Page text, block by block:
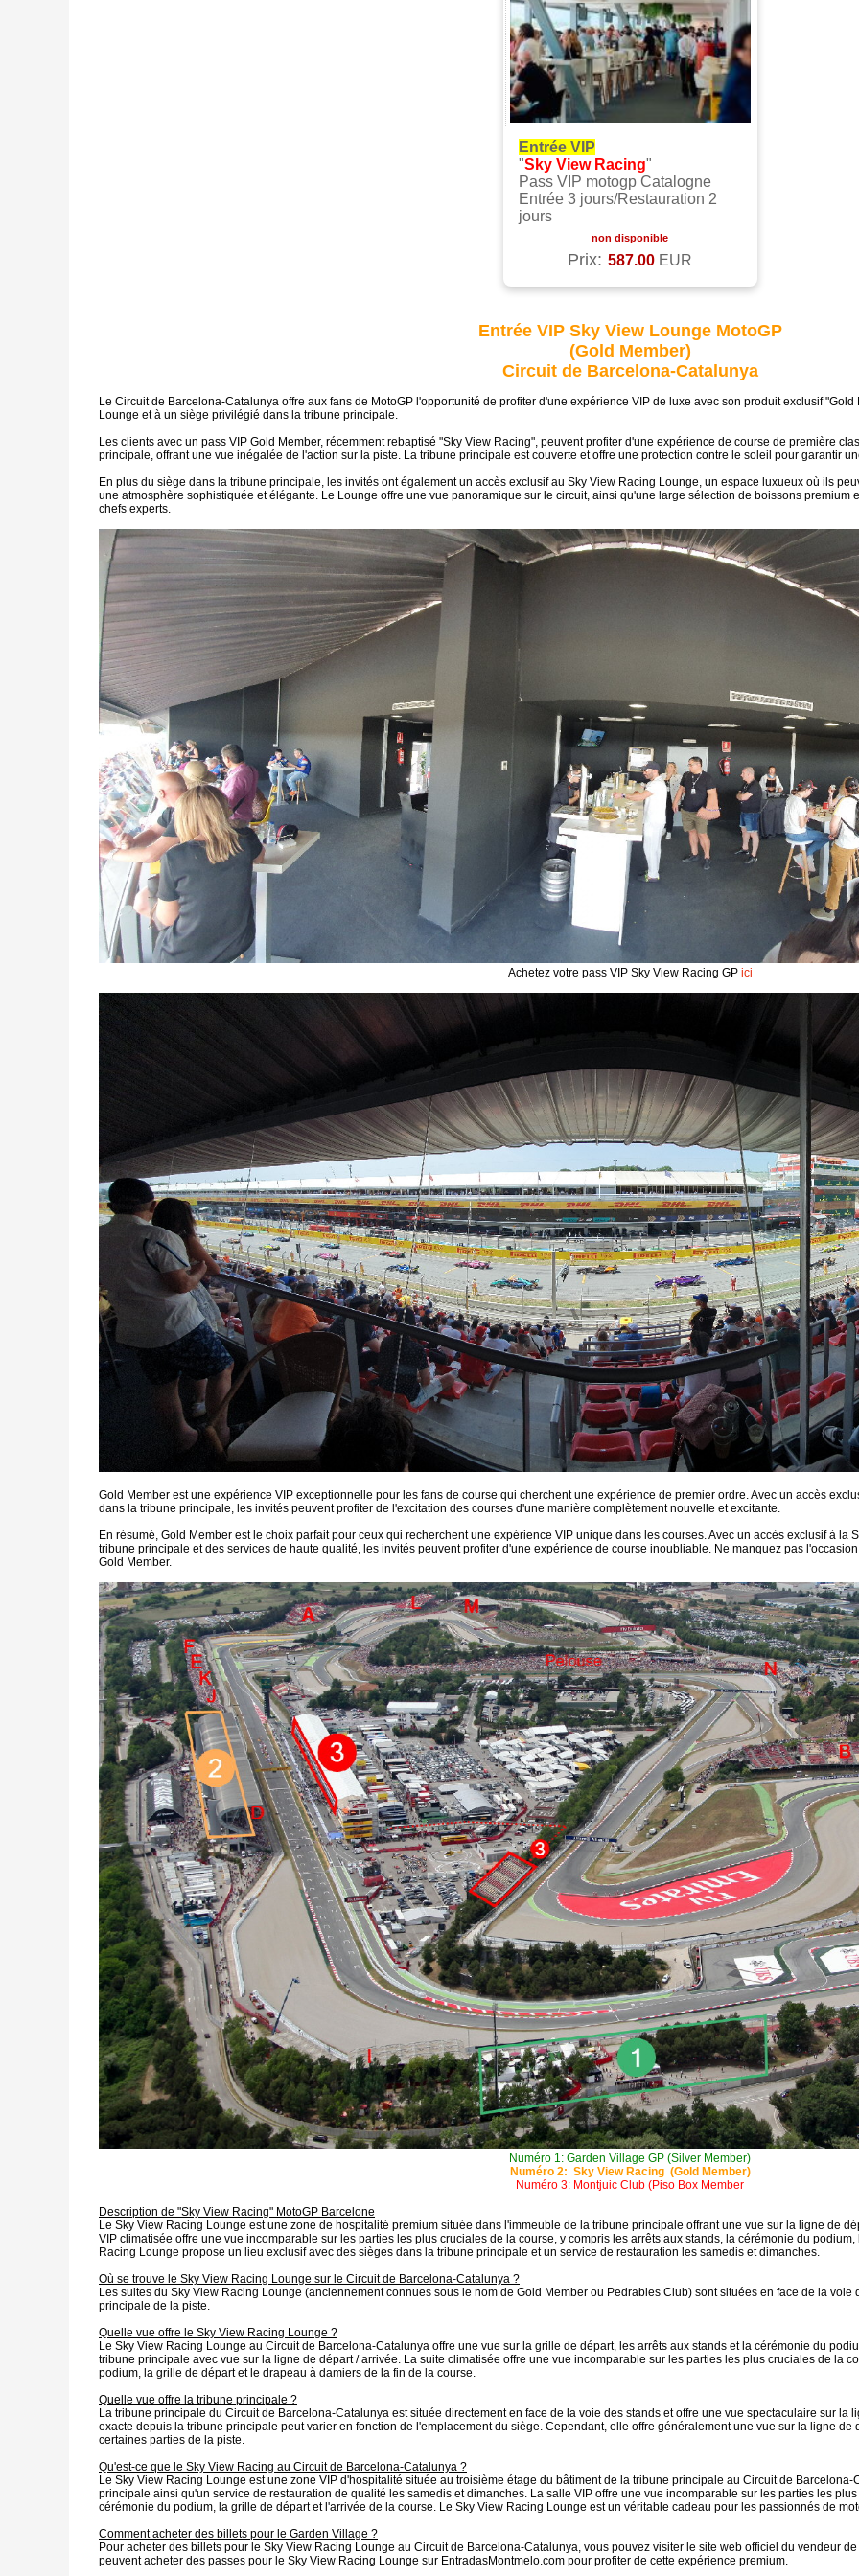
Entrée VIP
"Sky View Racing"
Pass VIP motogp Catalogne
Entrée 3 jours/Restauration 2
jours
non disponible
Prix: 587.00 EUR
Entrée VIP Sky View Lounge MotoGP
(Gold Member)
Circuit de Barcelona-Catalunya
Le Circuit de Barcelona-Catalunya offre aux fans de MotoGP l'opportunité de profiter d'une expérience VIP de luxe avec son produit exclusif
Lounge et à un siège privilégié dans la tribune principale.
Les clients avec un pass VIP Gold Member, récemment rebaptisé "Sky View Racing", peuvent profiter d'une expérience de course de première
principale, offrant une vue inégalée de l'action sur la piste. La tribune principale est couverte et offre une protection contre le soleil pour garantir
En plus du siège dans la tribune principale, les invités ont également un accès exclusif au Sky View Racing Lounge, un espace luxueux où ils
une atmosphère sophistiquée et élégante. Le Lounge offre une vue panoramique sur le circuit, ainsi qu'une large sélection de boissons
chefs experts.
Achetez votre pass VIP Sky View Racing GP ici
Gold Member est une expérience VIP exceptionnelle pour les fans de course qui cherchent une expérience de premier ordre. Avec un accès
dans la tribune principale, les invités peuvent profiter de l'excitation des courses d'une manière complètement nouvelle et excitante.
En résumé, Gold Member est le choix parfait pour ceux qui recherchent une expérience VIP unique dans les courses. Avec un accès exclusif à
tribune principale et des services de haute qualité, les invités peuvent profiter d'une expérience de course inoubliable. Ne manquez pas
Gold Member.
Numéro 1: Garden Village GP (Silver Member)
Numéro 2: Sky View Racing (Gold Member)
Numéro 3: Montjuic Club (Piso Box Member
Description de "Sky View Racing" MotoGP Barcelone
Le Sky View Racing Lounge est une zone de hospitalité premium située dans l'immeuble de la tribune principale offrant une vue sur la ligne de
VIP climatisée offre une vue incomparable sur les parties les plus cruciales de la course, y compris les arrêts aux stands, la cérémonie du
Racing Lounge propose un lieu exclusif avec des sièges dans la tribune principale et un service de restauration les samedis et dimanches.
Où se trouve le Sky View Racing Lounge sur le Circuit de Barcelona-Catalunya ?
Les suites du Sky View Racing Lounge (anciennement connues sous le nom de Gold Member ou Pedrables Club) sont situées en face de la
principale de la piste.
Quelle vue offre le Sky View Racing Lounge ?
Le Sky View Racing Lounge au Circuit de Barcelona-Catalunya offre une vue sur la grille de départ, les arrêts aux stands et la cérémonie du
tribune principale avec vue sur la ligne de départ / arrivée. La suite climatisée offre une vue incomparable sur les parties les plus cruciales de la
podium, la grille de départ et le drapeau à damiers de la fin de la course.
Quelle vue offre la tribune principale ?
La tribune principale du Circuit de Barcelona-Catalunya est située directement en face de la voie des stands et offre une vue spectaculaire sur la
exacte depuis la tribune principale peut varier en fonction de l'emplacement du siège. Cependant, elle offre généralement une vue sur la ligne de
certaines parties de la piste.
Qu'est-ce que le Sky View Racing au Circuit de Barcelona-Catalunya ?
Le Sky View Racing Lounge est une zone VIP d'hospitalité située au troisième étage du bâtiment de la tribune principale au Circuit de
principale ainsi qu'un service de restauration de qualité les samedis et dimanches. La salle VIP offre une vue incomparable sur les parties les
cérémonie du podium, la grille de départ et l'arrivée de la course. Le Sky View Racing Lounge est un véritable cadeau pour les passionnés de
Comment acheter des billets pour le Garden Village ?
Pour acheter des billets pour le Sky View Racing Lounge au Circuit de Barcelona-Catalunya, vous pouvez visiter le site web officiel du vendeur
peuvent acheter des passes pour le Sky View Racing Lounge sur EntradasMontmelo.com pour profiter de cette expérience premium.